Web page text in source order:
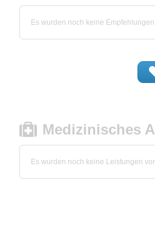
Es wurden noch keine
Medizinisches
Es wurden noch keine Leistungen